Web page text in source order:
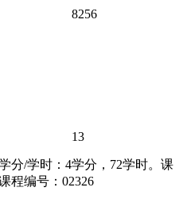
8256
13
分/学时：4学分，72学时。课
程编号：02326